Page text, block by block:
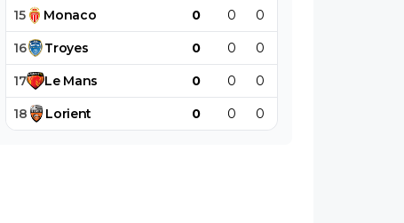
15 Monaco 0 0 0
16 Troyes 0 0 0
17 Le Mans 0 0 0
18 Lorient 0 0 0